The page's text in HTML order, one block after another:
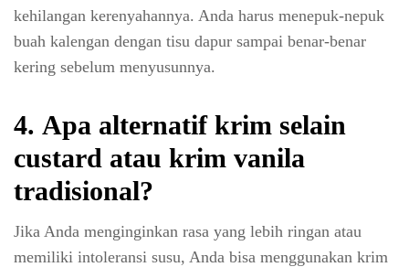
kehilangan kerenyahannya. Anda harus menepuk-nepuk
buah kalengan dengan tisu dapur sampai benar-benar
kering sebelum menyusunnya.
4. Apa alternatif krim selain
custard atau krim vanila
tradisional?
Jika Anda menginginkan rasa yang lebih ringan atau
memiliki intoleransi susu, Anda bisa menggunakan krim